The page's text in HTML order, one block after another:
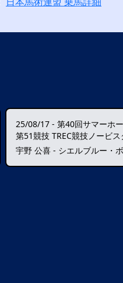
25/08/17- 第40回サマーホ
第51競技 TREC競技ノービス
宇野 公喜 - シエルブルー・